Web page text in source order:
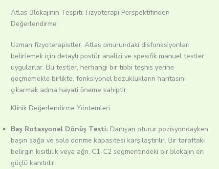
Atlas Blokajının Tespiti: Fizyoterapi Perspektifinden
Değerlendirme
Uzman fizyoterapistler, Atlas omurundaki disfonksiyonları
belirlemek için detaylı postür analizi ve spesifik manuel testler
uygularlar. Bu testler, herhangi bir tıbbi teşhis yerine
geçmemekle birlikte, fonksiyonel bozuklukların haritasını
çıkarmak adına hayati öneme sahiptir.
Klinik Değerlendirme Yöntemleri
Baş Rotasyonel Dönüş Testi: Danışan oturur pozisyondayken
başın sağa ve sola dönme kapasitesi karşılaştırılır. Bir taraftaki
belirgin kısıtlılık veya ağrı, C1-C2 segmentindeki bir blokajın en
güçlü kanıtıdır.